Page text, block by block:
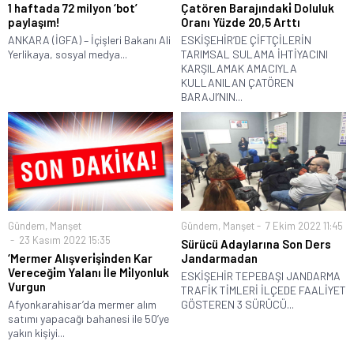
1 haftada 72 milyon ‘bot’
paylaşım!
ANKARA (İGFA) – İçişleri Bakanı Ali
Yerlikaya, sosyal medya...
Çatören Barajındaki̇ Doluluk
Oranı Yüzde 20,5 Arttı
ESKİŞEHİR’DE ÇİFTÇİLERİN
TARIMSAL SULAMA İHTİYACINI
KARŞILAMAK AMACIYLA
KULLANILAN ÇATÖREN
BARAJI’NIN...
Gündem, Manşet
23 Kasım 2022 15:35
‘Mermer Alışveri̇şi̇nden Kar
Vereceği̇m Yalanı İle Mi̇lyonluk
Vurgun
Afyonkarahisar’da mermer alım
satımı yapacağı bahanesi ile 50’ye
yakın kişiyi...
Gündem, Manşet 7 Ekim 2022 11:45
Sürücü Adaylarına Son Ders
Jandarmadan
ESKİŞEHİR TEPEBAŞI JANDARMA
TRAFİK TİMLERİ İLÇEDE FAALİYET
GÖSTEREN 3 SÜRÜCÜ...